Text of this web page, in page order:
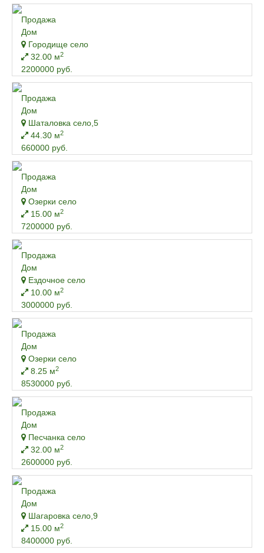
Продажа
Дом
Городище село
32.00 м2
2200000 руб.
Продажа
Дом
Шаталовка село,5
44.30 м2
660000 руб.
Продажа
Дом
Озерки село
15.00 м2
7200000 руб.
Продажа
Дом
Ездочное село
10.00 м2
3000000 руб.
Продажа
Дом
Озерки село
8.25 м2
8530000 руб.
Продажа
Дом
Песчанка село
32.00 м2
2600000 руб.
Продажа
Дом
Шагаровка село,9
15.00 м2
8400000 руб.